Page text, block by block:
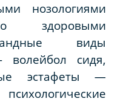
нозологиями
здоровыми
виды
волейбол сидя,
эстафеты —